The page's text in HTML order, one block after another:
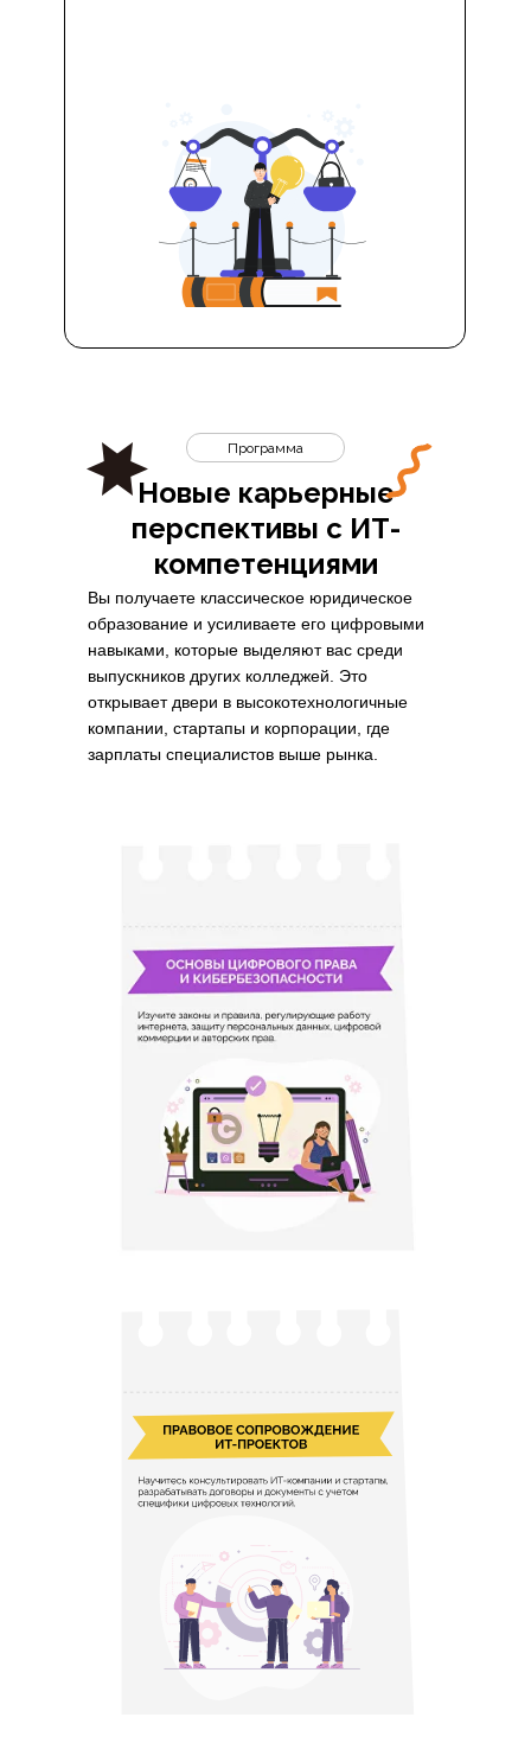
Новые карьерные
перспективы с ИТ-
компетенциями
Программа
Вы получаете классическое юридическое
образование и усиливаете его цифровыми
навыками, которые выделяют вас среди
выпускников других колледжей. Это
открывает двери в высокотехнологичные
компании, стартапы и корпорации, где
зарплаты специалистов выше рынка.